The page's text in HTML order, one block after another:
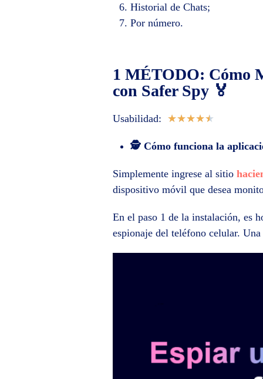
Historial de Chats;
Por número.
1 MÉTODO: Cómo
con Safer Spy 🏅
Usabilidad: ★★★★★
🕵️ Cómo funciona la
Simplemente ingrese al sitio
dispositivo móvil que desea
En el paso 1 de la instalación, es
espionaje del teléfono celular.